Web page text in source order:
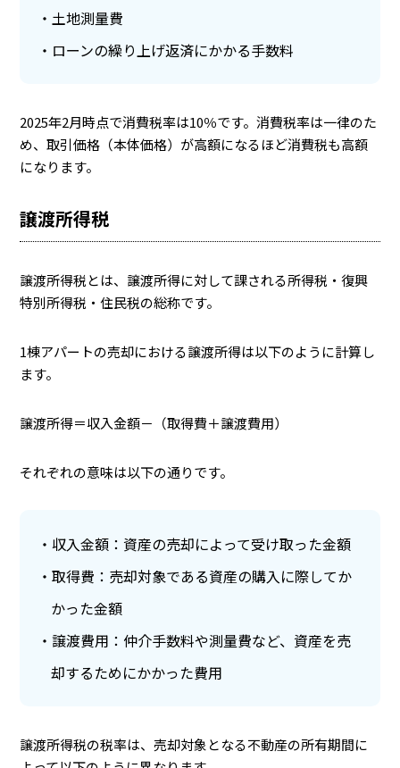
土地測量費
ローンの繰り上げ返済にかかる手数料
2025年2月時点で消費税率は10％です。消費税率は一律のた
め、取引価格（本体価格）が高額になるほど消費税も高額
になります。
譲渡所得税
譲渡所得税とは、譲渡所得に対して課される所得税・復興
特別所得税・住民税の総称です。
1棟アパートの売却における譲渡所得は以下のように計算し
ます。
譲渡所得＝収入金額－（取得費＋譲渡費用）
それぞれの意味は以下の通りです。
収入金額：資産の売却によって受け取った金額
取得費：売却対象である資産の購入に際してか
かった金額
譲渡費用：仲介手数料や測量費など、資産を売
却するためにかかった費用
譲渡所得税の税率は、売却対象となる不動産の所有期間に